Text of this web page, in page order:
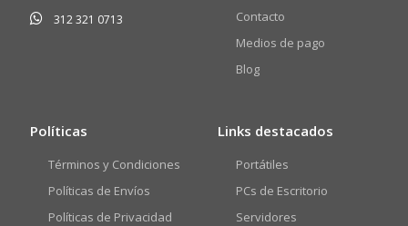
312 321 0713
Contacto
Medios de pago
Blog
Políticas
Términos y Condiciones
Políticas de Envíos
Políticas de Privacidad
Links destacados
Portátiles
PCs de Escritorio
Servidores